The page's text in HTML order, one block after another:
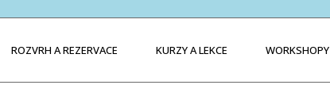
ROZVRH A REZERVACE KURZY A LEKCE WORKSHOPY